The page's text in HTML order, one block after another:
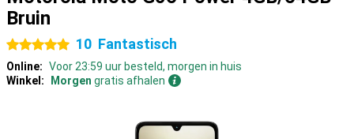
Bruin
5 sterren 10 Fantastisch
Online: Voor 23:59 uur besteld, morgen in huis
Winkel:
Morgen gratis afhalen